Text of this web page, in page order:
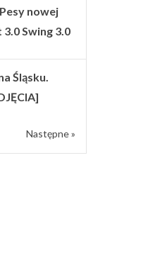
nowej
Swing 3.0
Śląsku.
Następne »